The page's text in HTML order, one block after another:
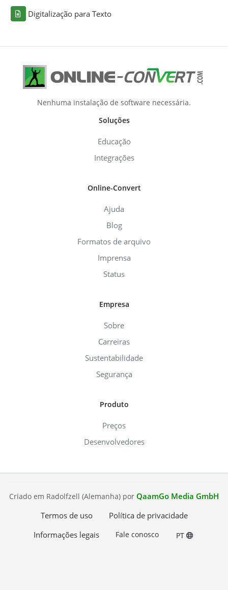
Digitalização para Texto
Nenhuma instalação de software necessária.
Soluções
Educação
Integrações
Online-Convert
Ajuda
Blog
Formatos de arquivo
Imprensa
Status
Empresa
Sobre
Carreiras
Sustentabilidade
Segurança
Produto
Preços
Desenvolvedores
Criado em Radolfzell (Alemanha) por QaamGo Media GmbH
Termos de uso
Política de privacidade
Informações legais
Fale conosco PT